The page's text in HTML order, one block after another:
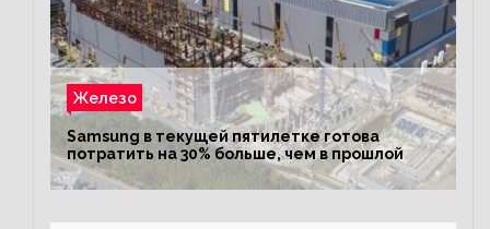
Железо
Samsung в текущей пятилетке готова
потратить на 30% больше, чем в прошлой